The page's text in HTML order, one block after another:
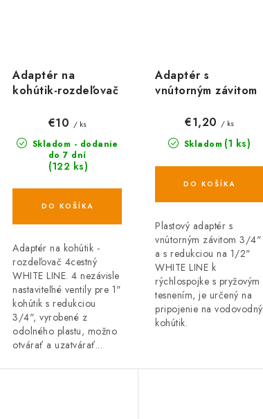
Adaptér na
kohútik-rozdeľovač
WL-3033, WHITE
LINE Skladom - dodanie
do 7 dní
(122 ks)
€10 / ks
DO KOŠÍKA
Adaptér na kohútik -
rozdeľovač 4cestný
WHITE LINE. 4 nezávisle
nastaviteľné ventily pre 1"
kohútik s redukciou
3/4", vyrobené z
odolného plastu, možno
otvárať a uzatvárať...
Adaptér s
vnútorným závitom
2198, WHITE LINE
Skladom (1 ks)
€1,20 / ks
DO KOŠÍKA
Plastový adaptér s
vnútorným závitom 3/4"
a s redukciou na 1/2"
WHITE LINE k
rýchlospojke s pryžovým
tesnením, je určený na
pripojenie na vodovodný
kohútik.